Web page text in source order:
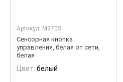
Артикул: M370S
Сенсорная кнопка
управления, белая от сети,
белая
Цвет: белый